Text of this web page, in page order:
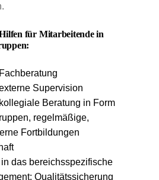
für Mitarbeitende in
Supervision
Beratung in Form
regelmäßige,
Fortbildungen
das bereichsspezifische
Qualitätssicherung